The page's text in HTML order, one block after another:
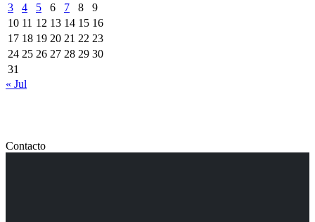
3
4 5 6 7 8
9
10 11 12 13 14 15 16
17 18 19 20 21 22 23
24 25 26 27 28 29 30
31
« Jul
Contacto